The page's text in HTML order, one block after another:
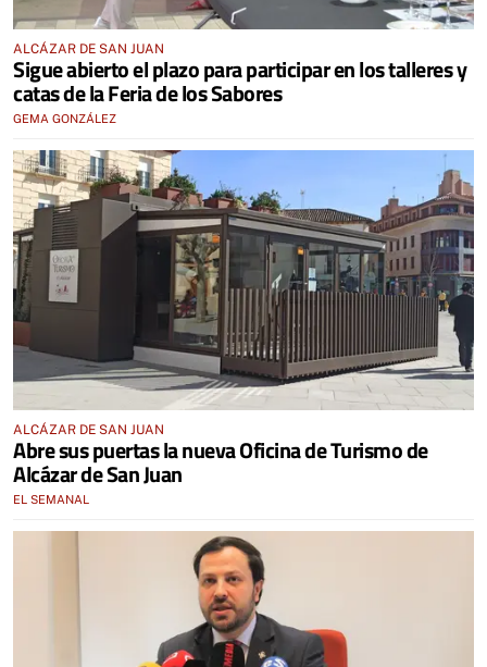
ALCÁZAR DE SAN JUAN
Sigue abierto el plazo para participar en los talleres y
catas de la Feria de los Sabores
GEMA GONZÁLEZ
ALCÁZAR DE SAN JUAN
Abre sus puertas la nueva Oficina de Turismo de
Alcázar de San Juan
EL SEMANAL